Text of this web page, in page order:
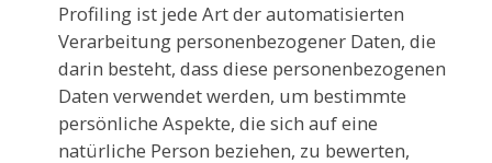
Profiling ist jede Art der automatisierten
Verarbeitung personenbezogener Daten, die
darin besteht, dass diese personenbezogenen
Daten verwendet werden, um bestimmte
persönliche Aspekte, die sich auf eine
natürliche Person beziehen, zu bewerten,